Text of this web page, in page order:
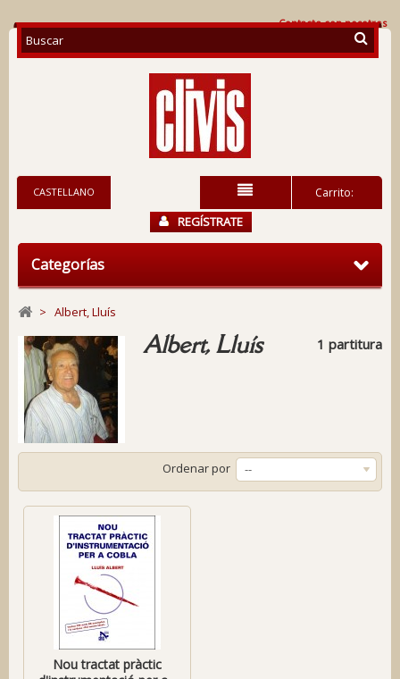
Contacte con nosotros
Carrito:
CASTELLANO
REGÍSTRATE
Categorías
> Albert, Lluís
Albert, Lluís 1 partitura
Ordenar por --
Nou tractat pràctic